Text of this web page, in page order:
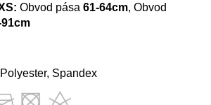
Obvod pása 61-64cm, Obvod
Polyester, Spandex